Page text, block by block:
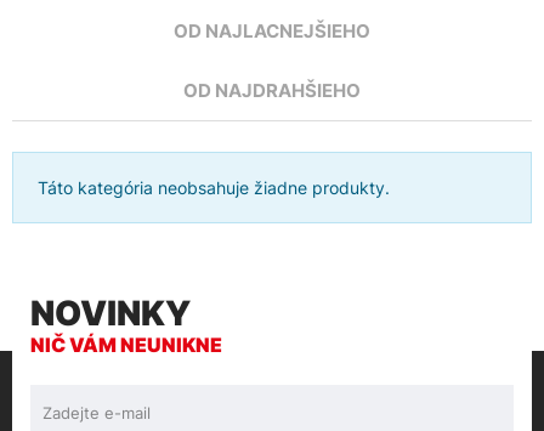
OD NAJLACNEJŠIEHO
OD NAJDRAHŠIEHO
Táto kategória neobsahuje žiadne produkty.
NOVINKY
NIČ VÁM NEUNIKNE